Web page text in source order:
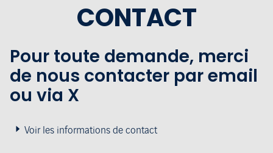
CONTACT
Pour toute demande, merci
de nous contacter par email
ou via X
Voir les informations de contact